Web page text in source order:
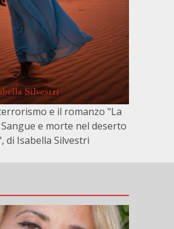
e il romanzo "La
e morte nel deserto
di Isabella Silvestri